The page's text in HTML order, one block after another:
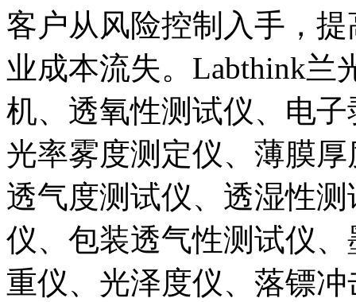
客户从风险控制入手，
业成本流失。Labthink兰
机、透氧性测试仪、电
光率雾度测定仪、薄膜
透气度测试仪、透湿性
仪、包装透气性测试仪
重仪、光泽度仪、落镖